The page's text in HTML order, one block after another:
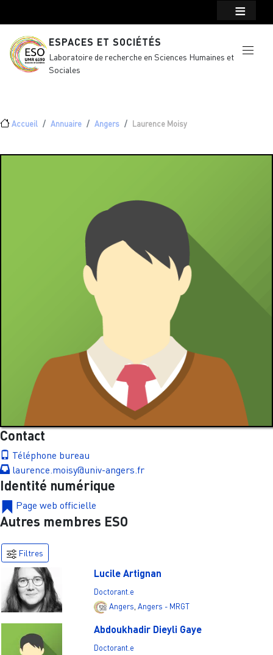
ESPACES ET SOCIÉTÉS
Laboratoire de recherche en Sciences Humaines et
Sociales
Fil d'Ariane
Accueil Annuaire Angers Laurence Moisy
Contact
Téléphone bureau
laurence.moisy@univ-angers.fr
Identité numérique
Page web officielle
Autres membres ESO
Filtres
Lucile Artignan
Doctorant.e
Angers Angers - MRGT
Abdoukhadir Dieyli Gaye
Doctorant.e